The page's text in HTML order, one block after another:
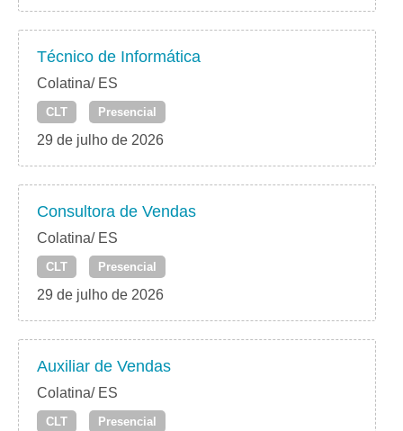
Técnico de Informática
Colatina/ ES
CLT Presencial
29 de julho de 2026
Consultora de Vendas
Colatina/ ES
CLT Presencial
29 de julho de 2026
Auxiliar de Vendas
Colatina/ ES
CLT Presencial